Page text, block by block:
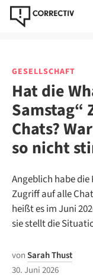
GESELLSCHAFT
Hat die
Samstag“
Chats?
so nicht
Angeblich habe
Zugriff auf alle
heißt es im Juni
sie stellt die
vonSarah Thust
30. Juni 2026